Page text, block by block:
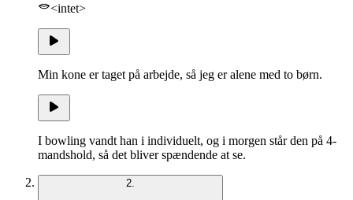
<intet>
Min kone er taget på arbejde, så jeg er alene med to børn.
I bowling vandt han i individuelt, og i morgen står den på 4-
mandshold, så det bliver spændende at se.
2.